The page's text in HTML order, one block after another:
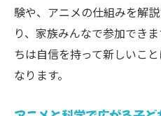
験や、アニメの仕組みを解
り、家族みんなで参加でき
ちは自信を持って新しいこ
なります。